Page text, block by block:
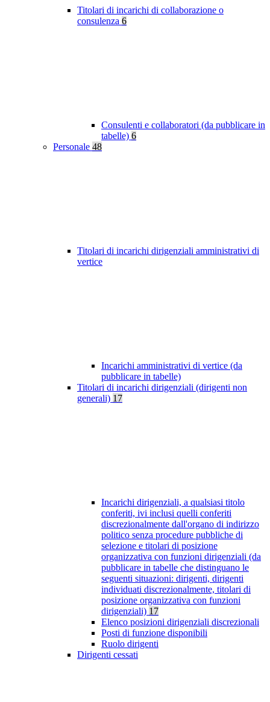
Titolari di incarichi di collaborazione o
consulenza 6
Consulenti e collaboratori (da pubblicare in
tabelle) 6
Personale 48
Titolari di incarichi dirigenziali amministrativi di
vertice
Incarichi amministrativi di vertice (da
pubblicare in tabelle)
Titolari di incarichi dirigenziali (dirigenti non
generali) 17
Incarichi dirigenziali, a qualsiasi titolo
conferiti, ivi inclusi quelli conferiti
discrezionalmente dall'organo di indirizzo
politico senza procedure pubbliche di
selezione e titolari di posizione
organizzativa con funzioni dirigenziali (da
pubblicare in tabelle che distinguano le
seguenti situazioni: dirigenti, dirigenti
individuati discrezionalmente, titolari di
posizione organizzativa con funzioni
dirigenziali) 17
Elenco posizioni dirigenziali discrezionali
Posti di funzione disponibili
Ruolo dirigenti
Dirigenti cessati